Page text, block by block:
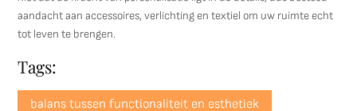
aandacht aan accessoires, verlichting en textiel om uw ruimte echt
tot leven te brengen.
Tags:
balans tussen functionaliteit en esthetiek